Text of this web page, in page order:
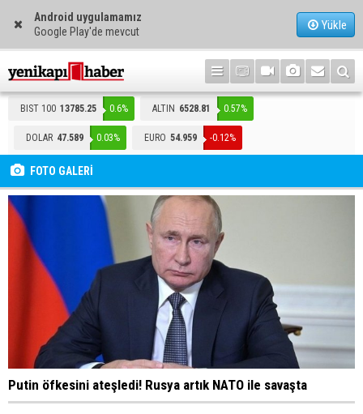
Android uygulamamız
Google Play'de mevcut
Yükle
BIST 100 13785.25 0.6% ALTIN 6528.81 0.57%
DOLAR 47.589 0.03% EURO 54.959 -0.12%
FOTO GALERİ
Putin öfkesini ateşledi! Rusya artık NATO ile savaşta